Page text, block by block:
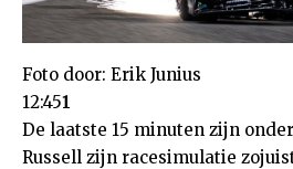
Foto door: Erik Junius
12:451
De laatste 15 minuten zijn
Russell zijn racesimulatie